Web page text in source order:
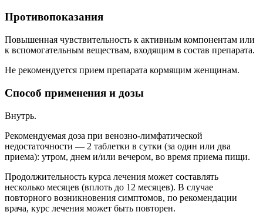
Противопоказания
Повышенная чувствительность к активным компонентам или
к вспомогательным веществам, входящим в состав препарата.
Не рекомендуется прием препарата кормящим женщинам.
Способ применения и дозы
Внутрь.
Рекомендуемая доза при венозно-лимфатической
недостаточности — 2 таблетки в сутки (за один или два
приема): утром, днем и/или вечером, во время приема пищи.
Продолжительность курса лечения может составлять
несколько месяцев (вплоть до 12 месяцев). В случае
повторного возникновения симптомов, по рекомендации
врача, курс лечения может быть повторен.